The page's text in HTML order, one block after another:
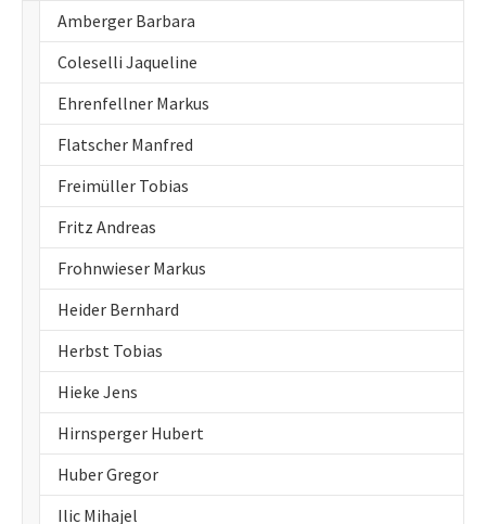
Amberger Barbara
Coleselli Jaqueline
Ehrenfellner Markus
Flatscher Manfred
Freimüller Tobias
Fritz Andreas
Frohnwieser Markus
Heider Bernhard
Herbst Tobias
Hieke Jens
Hirnsperger Hubert
Huber Gregor
Ilic Mihajel